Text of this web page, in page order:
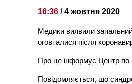
16:36 /4 жовтня 2020
Медики виявили
оговталися після
Про це інформує Центр по
Повідомляється, що